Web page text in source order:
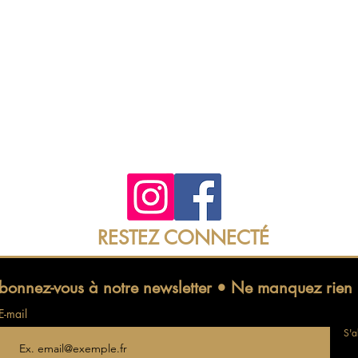
RESTEZ CONNECTÉ
vous à notre newsletter • Ne manquez rien
E-mail